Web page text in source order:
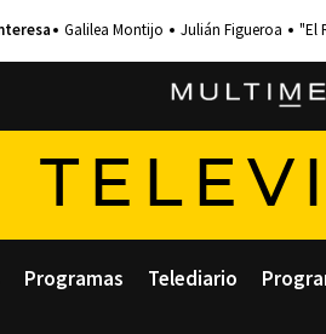
Galilea Montijo Julián Figueroa "El
Programas Telediario